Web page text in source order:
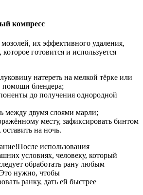
компресс
их эффективного удаления,
готовится и используется
натереть на мелкой тёрке или
помощи блендера;
до получения однородной
между двумя слоями марли;
месту, зафиксировать бинтом
на ночь.
После использования
условиях, человеку, который
обработать рану любым
нужно, чтобы
ранку, дать ей быстрее